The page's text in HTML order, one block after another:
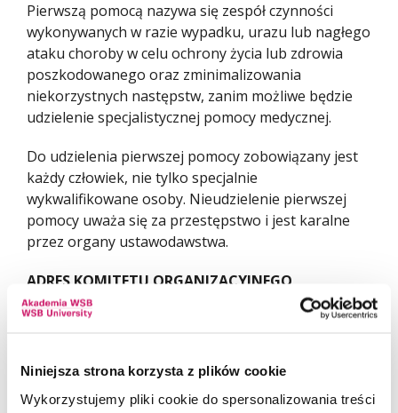
Niniejsza strona korzysta z plików cookie
Wykorzystujemy pliki cookie do spersonalizowania treści
Pierwszą pomocą nazywa się zespół czynności
wykonywanych w razie wypadku, urazu lub nagłego
ataku choroby w celu ochrony życia lub zdrowia
poszkodowanego oraz zminimalizowania
niekorzystnych następstw, zanim możliwe będzie
udzielenie specjalistycznej pomocy medycznej.
Do udzielenia pierwszej pomocy zobowiązany jest
każdy człowiek, nie tylko specjalnie
wykwalifikowane osoby. Nieudzielenie pierwszej
pomocy uważa się za przestępstwo i jest karalne
przez organy ustawodawstwa.
ADRES KOMITETU ORGANIZACYJNEGO
tel. 509-696-436